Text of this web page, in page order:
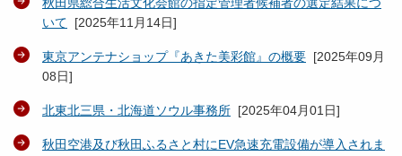
いて [2025年11月14日]
東京アンテナショップ『あきた美彩館』の概要 [2025年09月
08日]
北東北三県・北海道ソウル事務所 [2025年04月01日]
秋田空港及び秋田ふるさと村にEV急速充電設備が導入されま